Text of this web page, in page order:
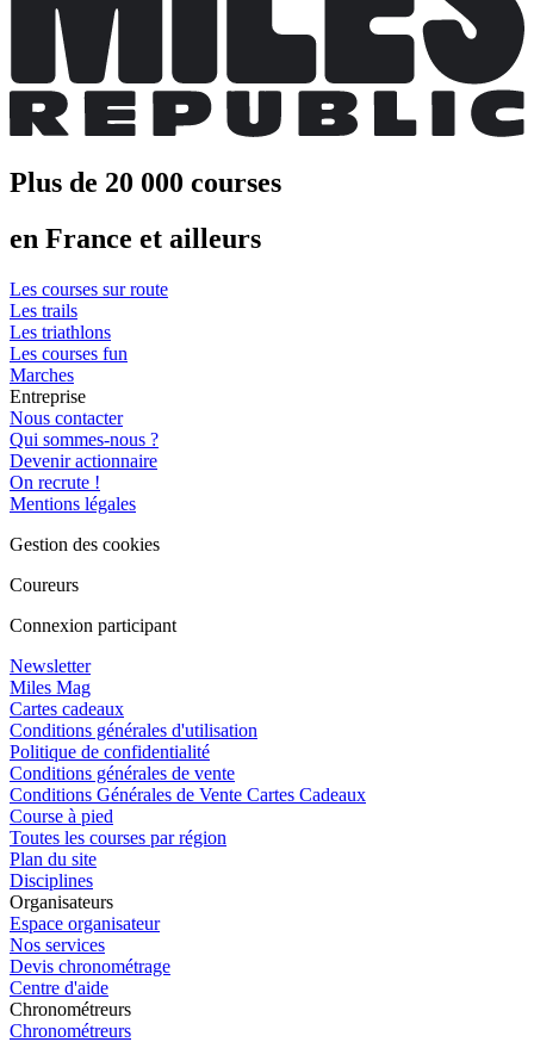
Plus de 20 000 courses
en France et ailleurs
Les courses sur route
Les trails
Les triathlons
Les courses fun
Marches
Entreprise
Nous contacter
Qui sommes-nous ?
Devenir actionnaire
On recrute !
Mentions légales
Gestion des cookies
Coureurs
Connexion participant
Newsletter
Miles Mag
Cartes cadeaux
Conditions générales d'utilisation
Politique de confidentialité
Conditions générales de vente
Conditions Générales de Vente Cartes Cadeaux
Course à pied
Toutes les courses par région
Plan du site
Disciplines
Organisateurs
Espace organisateur
Nos services
Devis chronométrage
Centre d'aide
Chronométreurs
Chronométreurs